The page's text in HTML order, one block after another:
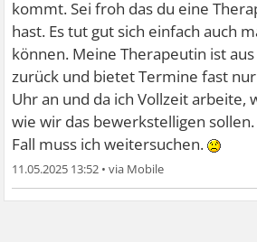
kommt. Sei froh das du eine
hast. Es tut gut sich einfach auch
können. Meine Therapeutin ist
zurück und bietet Termine fast
Uhr an und da ich Vollzeit arbeite,
wie wir das bewerkstelligen
Fall muss ich weitersuchen.
11.05.2025 13:52 •